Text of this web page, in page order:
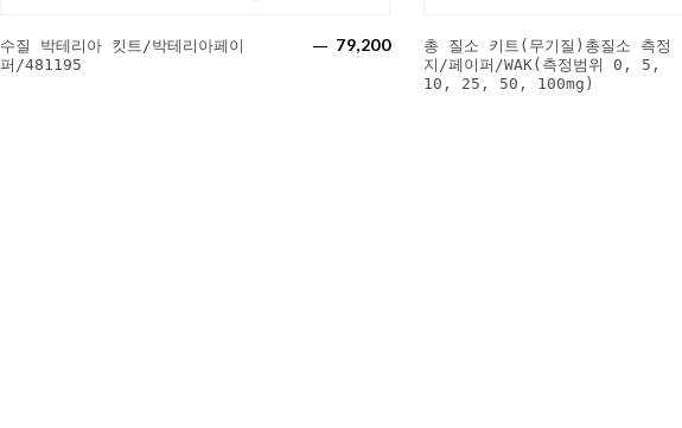
수질 박테리아 킷트/박테리아페이
퍼/481195
79,200
총 질소 키트(무기질)총질소 측정
지/페이퍼/WAK(측정범위 0, 5,
10, 25, 50, 100mg)